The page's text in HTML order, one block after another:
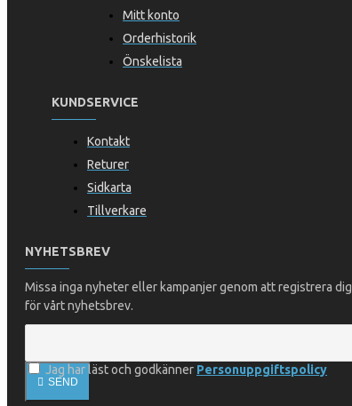
Mitt konto
Orderhistorik
Önskelista
KUNDSERVICE
Kontakt
Returer
Sidkarta
Tillverkare
NYHETSBREV
Missa inga nyheter eller kampanjer genom att registrera dig
för vårt nyhetsbrev.
SEND
Jag har läst och godkänner Personuppgiftspolicy